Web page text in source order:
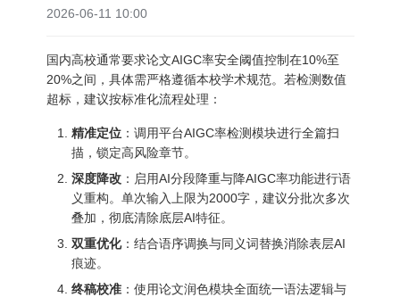
2026-06-11 10:00
国内高校通常要求论文AIGC率安全阈值控制在10%至
20%之间，具体需严格遵循本校学术规范。若检测数值
超标，建议按标准化流程处理：
精准定位：调用平台AIGC率检测模块进行全篇扫
描，锁定高风险章节。
深度降改：启用AI分段降重与降AIGC率功能进行语
义重构。单次输入上限为2000字，建议分批次多次
叠加，彻底清除底层AI特征。
双重优化：结合语序调换与同义词替换消除表层AI
痕迹。
终稿校准：使用论文润色模块全面统一语法逻辑与